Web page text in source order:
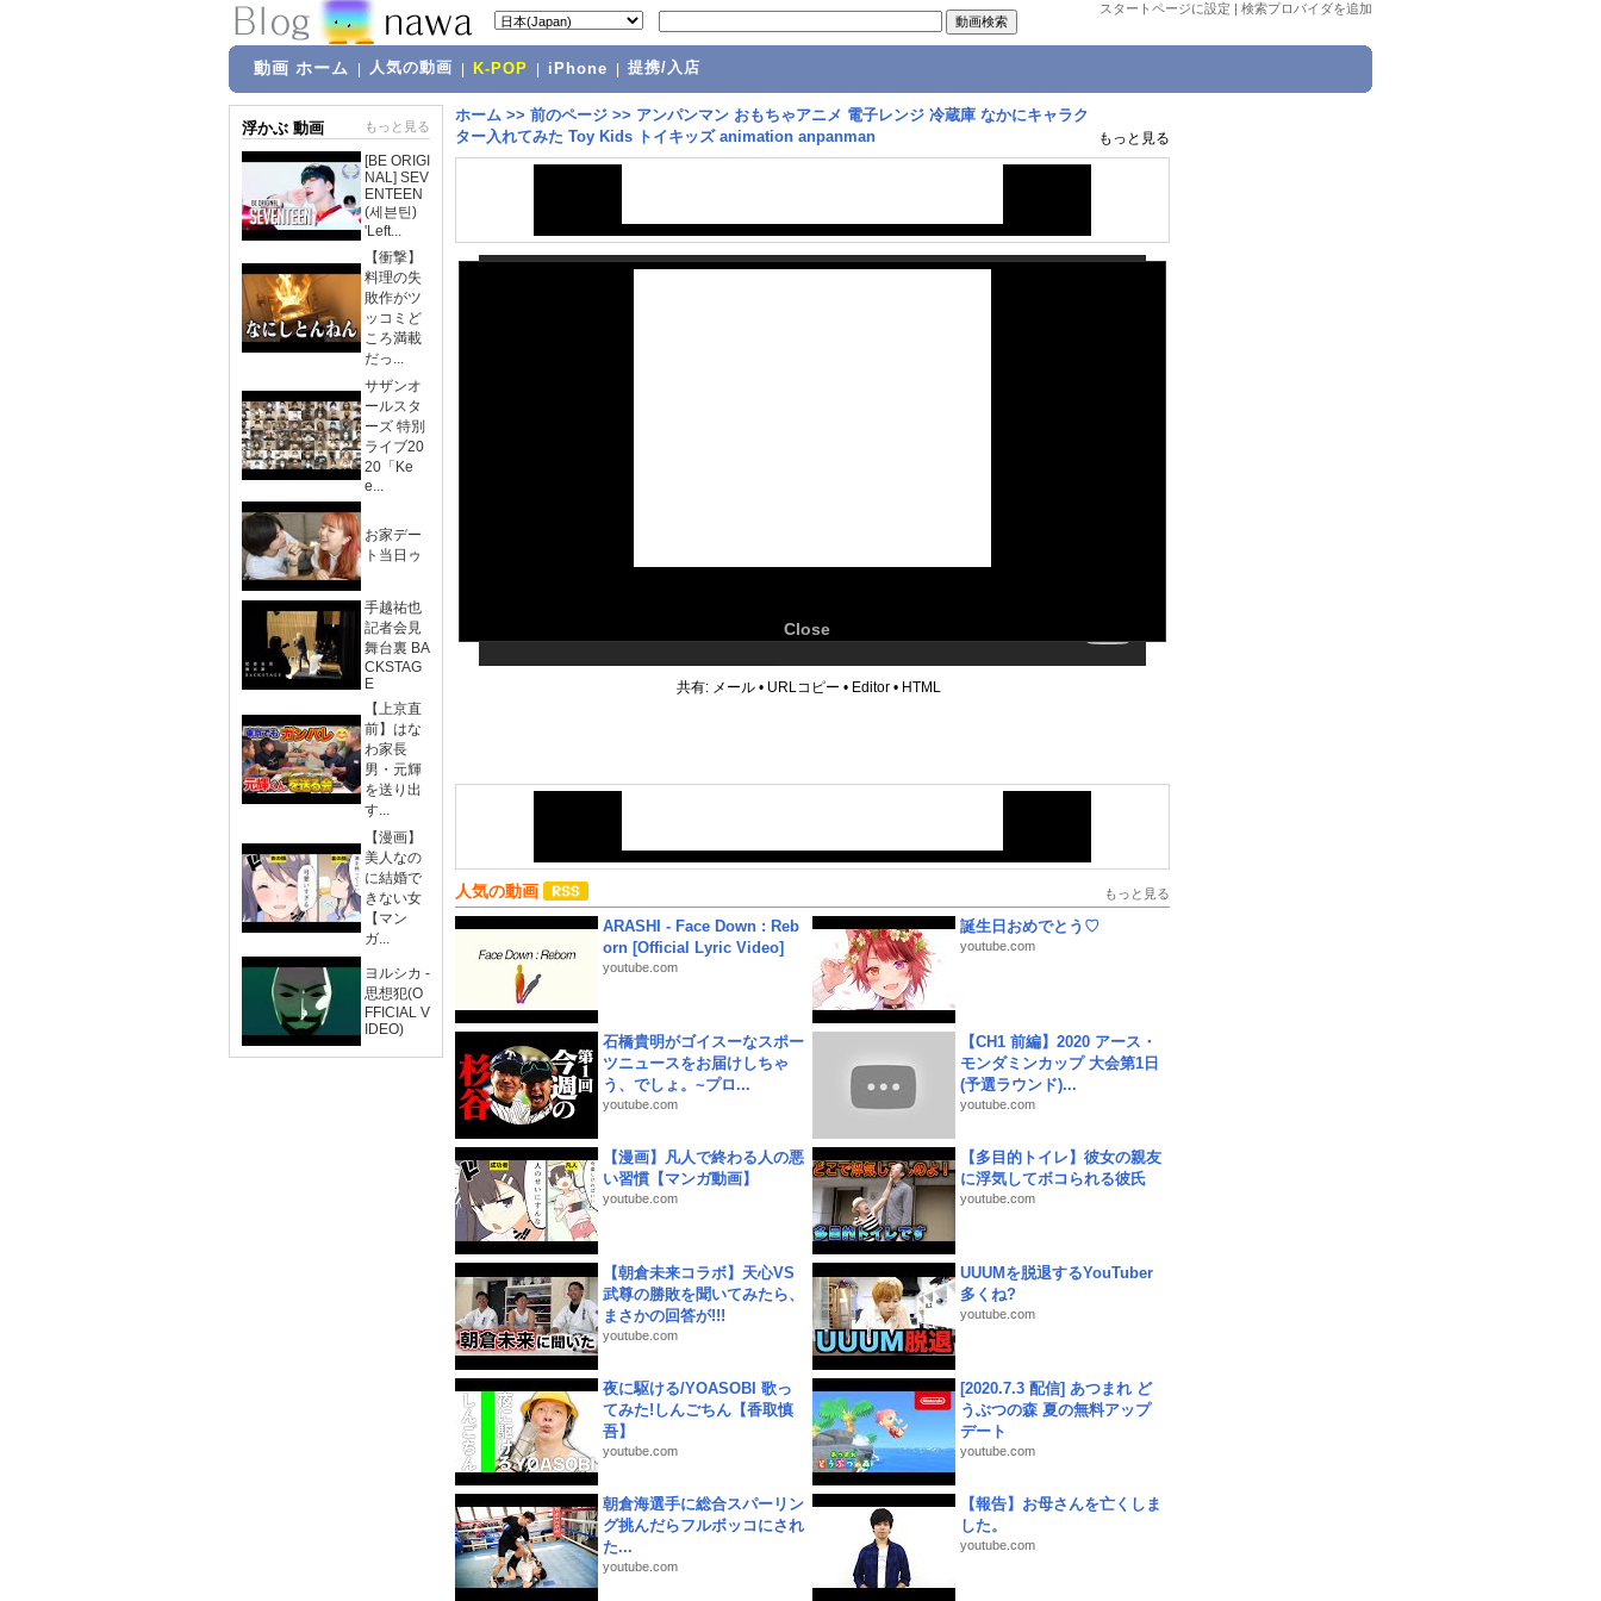
スタートページに設定 | 検索プロバイダを追加
動画 ホーム 人気の動画 K-POP iPhone 提携/入店
浮かぶ 動画 もっと見る
[BE ORIGI
NAL] SEV
ENTEEN
(세븐틴)
'Left...
【衝撃】
料理の失
敗作がツ
ッコミど
ころ満載
だっ...
サザンオ
ールスタ
ーズ 特別
ライブ20
20「Ke
e...
お家デー
ト当日ゥ
手越祐也
記者会見
舞台裏 BA
CKSTAG
E
【上京直
前】はな
わ家長
男・元輝
を送り出
す...
【漫画】
美人なの
に結婚で
きない女
【マン
ガ...
ヨルシカ -
思想犯(O
FFICIAL V
IDEO)
ホーム >> 前のページ >> アンパンマン おもちゃアニメ 電子レンジ 冷蔵庫 なかにキャラク
ター入れてみた Toy Kids トイキッズ animation anpanman
もっと見る
Close
共有: メール • URLコピー • Editor • HTML
人気の動画 もっと見る
ARASHI - Face Down : Reb
orn [Official Lyric Video]
youtube.com
誕生日おめでとう♡
youtube.com
石橋貴明がゴイスーなスポー
ツニュースをお届けしちゃ
う、でしょ。~プロ...
youtube.com
【CH1 前編】2020 アース・
モンダミンカップ 大会第1日
(予選ラウンド)...
youtube.com
【漫画】凡人で終わる人の悪
い習慣【マンガ動画】
youtube.com
【多目的トイレ】彼女の親友
に浮気してボコられる彼氏
youtube.com
【朝倉未来コラボ】天心VS
武尊の勝敗を聞いてみたら、
まさかの回答が!!!
youtube.com
UUUMを脱退するYouTuber
多くね?
youtube.com
夜に駆ける/YOASOBI 歌っ
てみた!しんごちん【香取慎
吾】
youtube.com
[2020.7.3 配信] あつまれ ど
うぶつの森 夏の無料アップ
デート
youtube.com
朝倉海選手に総合スパーリン
グ挑んだらフルボッコにされ
た...
youtube.com
【報告】お母さんを亡くしま
した。
youtube.com